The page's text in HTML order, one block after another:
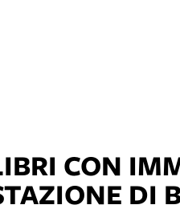
CON
DI